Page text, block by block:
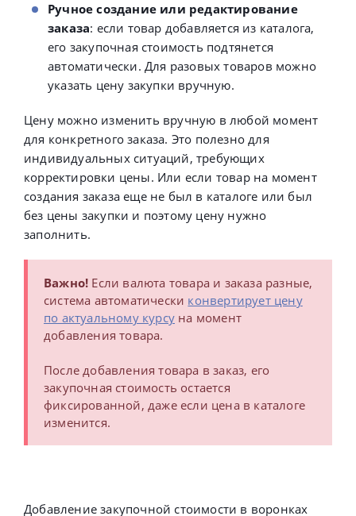
Ручное создание или редактирование
заказа: если товар добавляется из каталога,
его закупочная стоимость подтянется
автоматически. Для разовых товаров можно
указать цену закупки вручную.
Цену можно изменить вручную в любой момент
для конкретного заказа. Это полезно для
индивидуальных ситуаций, требующих
корректировки цены. Или если товар на момент
создания заказа еще не был в каталоге или был
без цены закупки и поэтому цену нужно
заполнить.
Важно! Если валюта товара и заказа разные,
система автоматически конвертирует цену
по актуальному курсу на момент
добавления товара.
После добавления товара в заказ, его
закупочная стоимость остается
фиксированной, даже если цена в каталоге
изменится.
Добавление закупочной стоимости в воронках